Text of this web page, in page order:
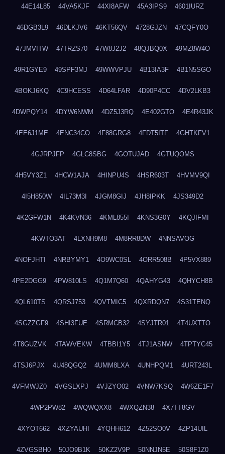
44E14L85 44VA5KJF 44XI8AFW 45A3IPS9 4601IURZ
46DGB3L9 46DLKJV6 46KT56QV 4728GJZN 47CQFY0O
47JMVITW 47TRZS70 47W8J2J2 48QJBQ0X 49MZ8W4O
49R1GYE9 49SPF3MJ 49WWVPJU 4B13IA3F 4B1N5SGO
4BOKJ6KQ 4C9HCESS 4D64LFAR 4D90P4CC 4DV2LKB3
4DWPQY14 4DYW6NWM 4DZ5J3RQ 4E402GTO 4E4R43JK
4EE6J1ME 4ENC34CO 4F88GRG8 4FDT5ITF 4GHTKFV1
4GJRPJFP 4GLC8SBG 4GOTUJAD 4GTUQOMS
4H5VY3Z1 4HCW1AJA 4HINPU4S 4HSR603T 4HVMV9QI
4I5H850W 4IL73M3I 4JGM8GIJ 4JH8IPKK 4JS349D2
4K2GFW1N 4K4KVN36 4KML855I 4KNS3G0Y 4KQJIFMI
4KWTO3AT 4LXNH9M8 4M8RR8DW 4NNSAVOG
4NOFJHTI 4NRBYMY1 4O9WC0SL 4ORR508B 4P5VX889
4PE2DGG9 4PW810LS 4Q1M7Q60 4QAHYG43 4QHYCH8B
4QL610TS 4QRSJ753 4QVTMIC5 4QXRDQN7 4S31TENQ
4SGZZGF9 4SHI3FUE 4SRMCB32 4SYJTR01 4T4UXTTO
4T8GUZVK 4TAWVEKW 4TBBI1Y5 4TJ1ASNW 4TPTYC45
4TSJ6PJX 4U48QGQ2 4UMM8LXA 4UNHPQM1 4URT243L
4VFMWJZ0 4VGSLXPJ 4VJZYO02 4VNW7KSQ 4W6ZE1F7
4WP2PW82 4WQWQXX8 4WXQZN38 4X7TT8GV
4XYOT662 4XZYAUHI 4YQHH612 4Z52SO0V 4ZP14UIL
4ZVGSBH0 50JO9B1K 50KZ2V9P 50NNJN5E 50S8F1Z0